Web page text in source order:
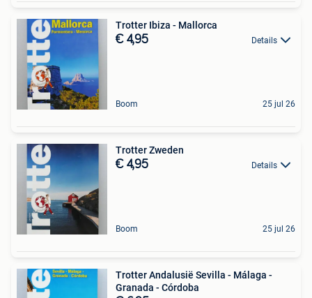
Trotter Ibiza - Mallorca
€ 4,95 Details
Boom 25 jul 26
Trotter Zweden
€ 4,95 Details
Boom 25 jul 26
Trotter Andalusië Sevilla - Málaga -
Granada - Córdoba